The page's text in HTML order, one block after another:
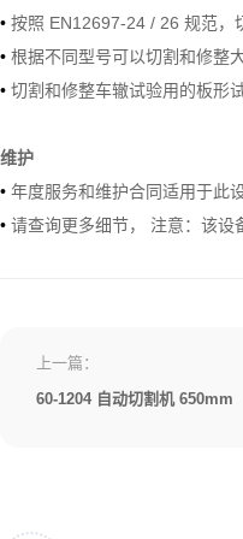
• 按照 EN12697-24 / 26 规范，
• 根据不同型号可以切割和修整
• 切割和修整车辙试验用的板形
维护
• 年度服务和维护合同适用于此
• 请查询更多细节， 注意：该设
上一篇：
60-1204 自动切割机 650mm